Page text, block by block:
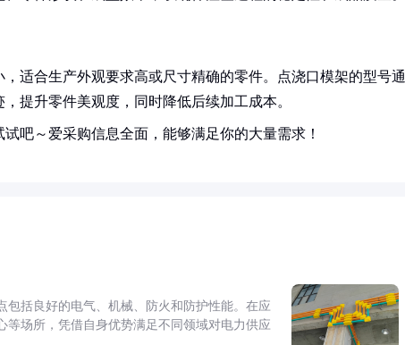
适合生产外观要求高或尺寸精确的零件。点浇口模架的型号通
提升零件美观度，同时降低后续加工成本。
吧～爱采购信息全面，能够满足你的大量需求！
括良好的电气、机械、防火和防护性能。在应
场所，凭借自身优势满足不同领域对电力供应